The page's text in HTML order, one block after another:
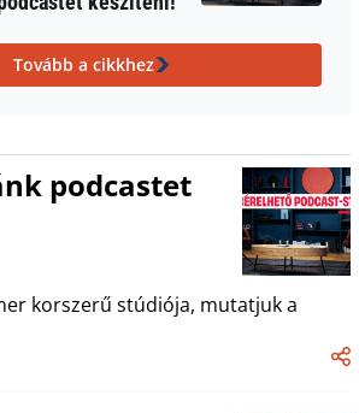
Tovább a cikkhez
podcastet
korszerű stúdiója, mutatjuk a